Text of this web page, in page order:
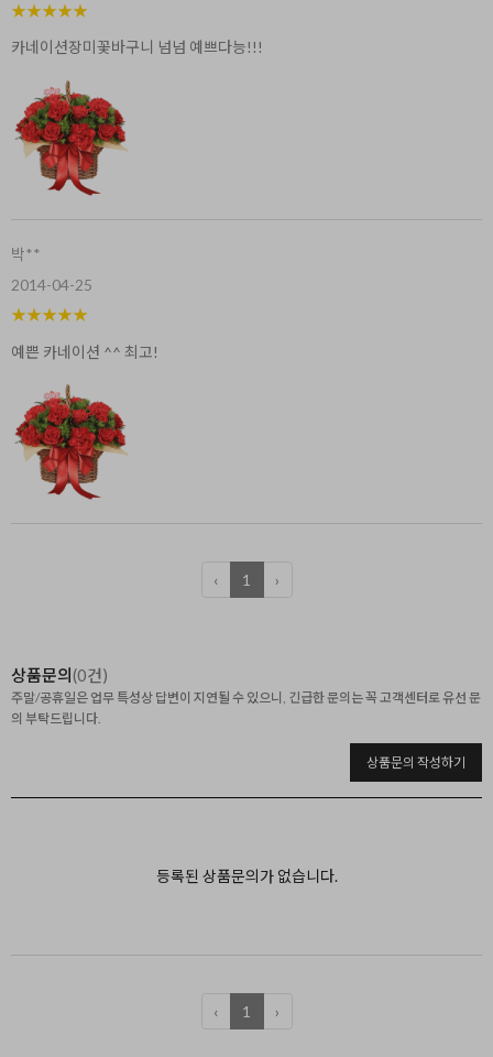
★★★★★
카네이션장미꽃바구니 넘넘 예쁘다능!!!
박**
2014-04-25
★★★★★
예쁜 카네이션 ^^ 최고!
‹ 1 ›
상품문의(0건)
주말/공휴일은 업무 특성상 답변이 지연될 수 있으니, 긴급한 문의는 꼭 고객센터로 유선 문
의 부탁드립니다.
상품문의 작성하기
등록된 상품문의가 없습니다.
‹ 1 ›